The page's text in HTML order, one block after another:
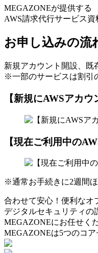
MEGAZONEが提供する
AWS請求代行サービス
お申し込みの流
新規アカウント開設、既
※一部のサービスは割引
【新規にAWSアカウ
【現在ご利用中の
※通常お手続きに2週間
合わせて安心！便利なオ
デジタルセキュリティの
MEGAZONEにお任せく
MEGAZONEは5つのコ